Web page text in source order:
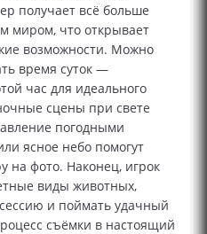
получает всё больше
миром, что открывает
возможности. Можно
время суток —
час для идеального
сцены при свете
погодными
ясное небо помогут
на фото. Наконец, игрок
виды животных,
и поймать удачный
съёмки в настоящий